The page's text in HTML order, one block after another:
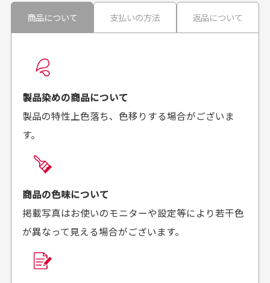
30代男性
良かった！
がとうございます。丁寧
に梱包されていて、商品
の状態も良好でした。気
があればよろしくお願い
30代男性
来ました。またお願いし
お届け希望日時をご指定頂けます。
ご注文時にご指定下さい。
商品の受け渡しは、ゆうパックでの配送のみとさせて
頂いております。
商品購入からどれくらいで発送してもらえます
か？
商品について 支払いの方法 返品について
製品染めの商品について
製品の特性上色落ち、色移りする場合がございま
す。
商品の色味について
掲載写真はお使いのモニターや設定等により若干色
が異なって見える場合がございます。